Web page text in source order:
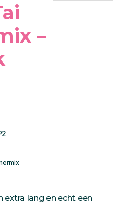
–
extra lang en echt een